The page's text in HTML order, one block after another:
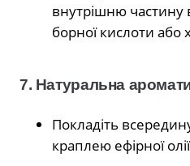
внутрішню частину
борної кислоти або
7. Натуральна
Покладіть
краплею ефірної